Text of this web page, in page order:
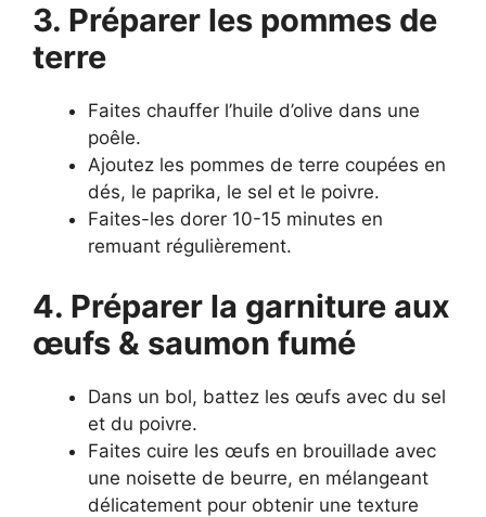
3. Préparer les pommes de
terre
Faites chauffer l’huile d’olive dans une
poêle.
Ajoutez les pommes de terre coupées en
dés, le paprika, le sel et le poivre.
Faites-les dorer 10-15 minutes en
remuant régulièrement.
4. Préparer la garniture aux
œufs & saumon fumé
Dans un bol, battez les œufs avec du sel
et du poivre.
Faites cuire les œufs en brouillade avec
une noisette de beurre, en mélangeant
délicatement pour obtenir une texture